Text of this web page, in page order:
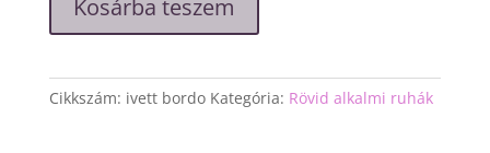
mélybordó
csipke
mennyiség
Kosárba teszem
Cikkszám: ivett bordo Kategória: Rövid alkalmi ruhák